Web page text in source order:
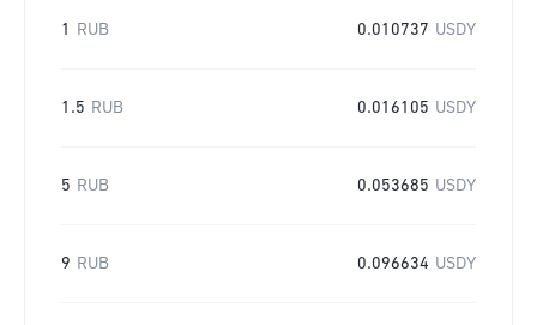
1 RUB 0.010737 USDY
1.5 RUB 0.016105 USDY
5 RUB 0.053685 USDY
9 RUB 0.096634 USDY